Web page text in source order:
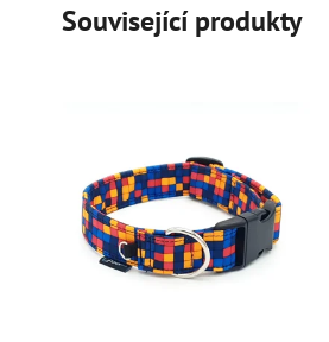
Související produkty